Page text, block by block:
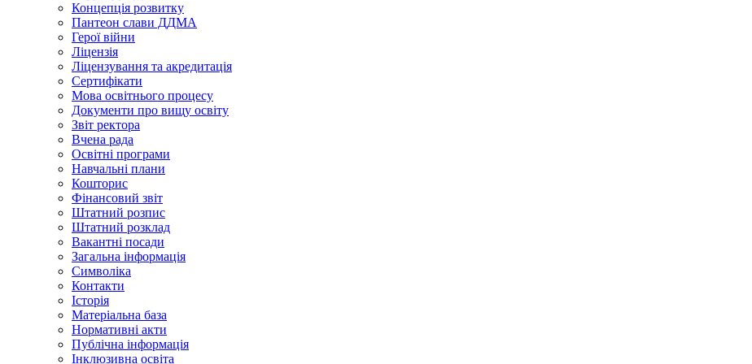
Концепція розвитку
Пантеон слави ДДМА
Герої війни
Ліцензія
Ліцензування та акредитація
Сертифікати
Мова освітнього процесу
Документи про вищу освіту
Звіт ректора
Вчена рада
Освітні програми
Навчальні плани
Кошторис
Фінансовий звіт
Штатний розпис
Штатний розклад
Вакантні посади
Загальна інформація
Символіка
Контакти
Історія
Матеріальна база
Нормативні акти
Публічна інформація
Інклюзивна освіта